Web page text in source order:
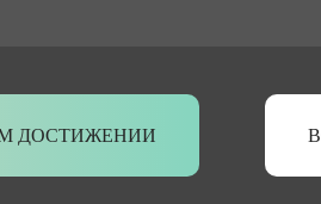
ДОСТИЖЕНИИ